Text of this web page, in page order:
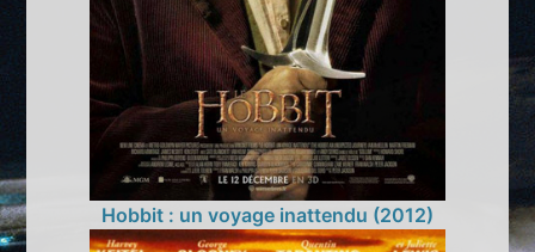
Hobbit : un voyage inattendu (2012)